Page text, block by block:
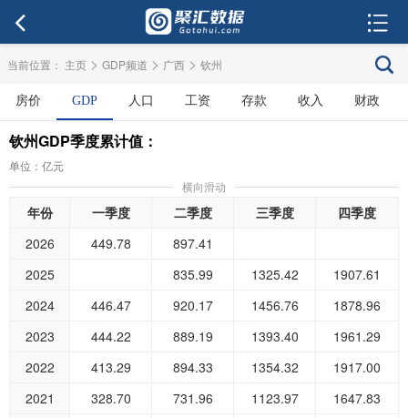
当前位置： 主页 > GDP频道 > 广西 > 钦州
房价 GDP 人口 工资 存款 收入 财政
钦州GDP季度累计值：
单位：亿元
横向滑动
年份 一季度 二季度 三季度
四季度
2026
449.78
897.41
2025
835.99 1325.42
1907.61
2024
446.47 920.17 1456.76
1878.96
2023
444.22 889.19 1393.40
1961.29
2022
413.29 894.33 1354.32
1917.00
2021
328.70 731.96 1123.97
1647.83